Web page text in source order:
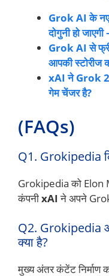
Grok AI के नए
दोगुनी हो
Grok AI से
आपकी स्टोरीज
xAI ने Grok
गेम चेंजर है?
(FAQs)
Q1. Grokipedia
Grokipedia को Elon
कंपनीxAI ने अपने
Q2. Grokipedia
क्या है?
मुख्य अंतर कंटेंट